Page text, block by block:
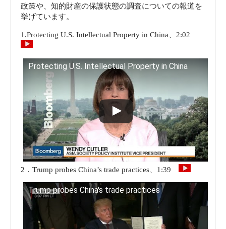
政策や、知的財産の保護状態の調査についての報道を
挙げています。
1.Protecting U.S. Intellectual Property in China、2:02
Protecting U.S. Intellectual Property in China
2．Trump probes China’s trade practices、1:39
Trump probes China's trade practices